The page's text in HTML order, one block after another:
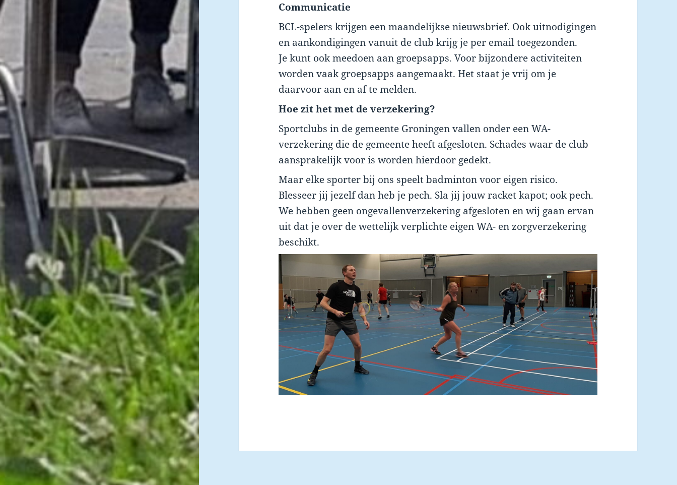
Communicatie
BCL-spelers krijgen een maandelijkse nieuwsbrief. Ook uitnodigingen
en aankondigingen vanuit de club krijg je per email toegezonden.
Je kunt ook meedoen aan groepsapps. Voor bijzondere activiteiten
worden vaak groepsapps aangemaakt. Het staat je vrij om je
daarvoor aan en af te melden.
Hoe zit het met de verzekering?
Sportclubs in de gemeente Groningen vallen onder een WA-
verzekering die de gemeente heeft afgesloten. Schades waar de club
aansprakelijk voor is worden hierdoor gedekt.
Maar elke sporter bij ons speelt badminton voor eigen risico.
Blesseer jij jezelf dan heb je pech. Sla jij jouw racket kapot; ook pech.
We hebben geen ongevallenverzekering afgesloten en wij gaan ervan
uit dat je over de wettelijk verplichte eigen WA- en zorgverzekering
beschikt.